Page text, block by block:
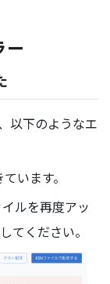
ー
以下のようなエ
います。
ルを再度アッ
てください。